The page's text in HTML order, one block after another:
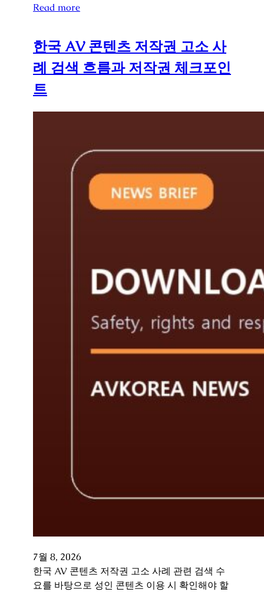
Read more
한국 AV 콘텐츠 저작권 고소 사
례 검색 흐름과 저작권 체크포인
트
7월 8, 2026
한국 AV 콘텐츠 저작권 고소 사례 관련 검색 수
요를 바탕으로 성인 콘텐츠 이용 시 확인해야 할